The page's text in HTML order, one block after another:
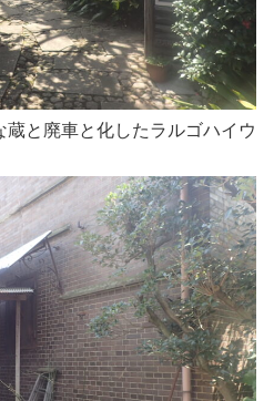
と廃車と化したラルゴハイウ